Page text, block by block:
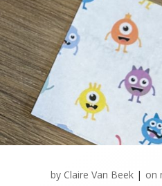
by Claire Van Beek | on